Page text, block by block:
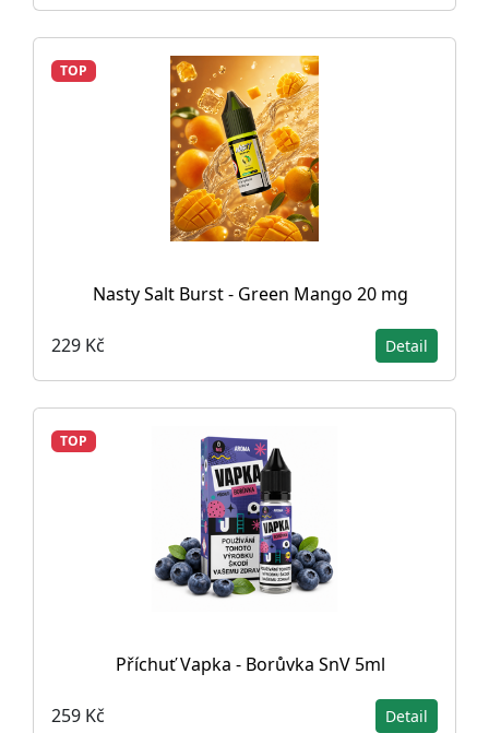
TOP
Nasty Salt Burst - Green Mango 20 mg
229 Kč Detail
TOP
Příchuť Vapka - Borůvka SnV 5ml
259 Kč Detail